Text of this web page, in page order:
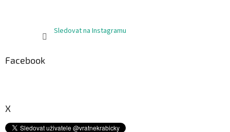
Sledovat na Instagramu
Facebook
X